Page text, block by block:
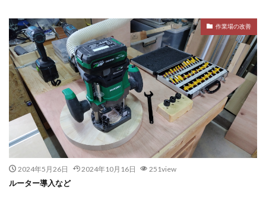
作業場の改善
2024年5月26日 2024年10月16日 251view
ルーター導入など